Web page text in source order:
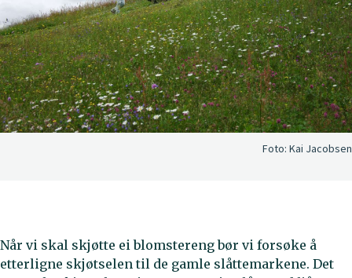
Foto: Kai Jacobsen
Når vi skal skjøtte ei blomstereng bør vi forsøke å
etterligne skjøtselen til de gamle slåttemarkene. Det